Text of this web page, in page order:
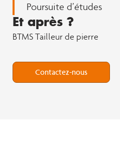
Poursuite d’études
Et après ?
BTMS Tailleur de pierre
Contactez-nous